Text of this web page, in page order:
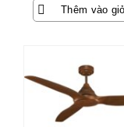
Thêm vào